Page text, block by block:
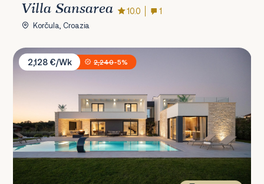
Villa Sansarea 10.0 1
Korčula, Croazia
Villa Asmoa
2,128 €/Wk
2,240-5%